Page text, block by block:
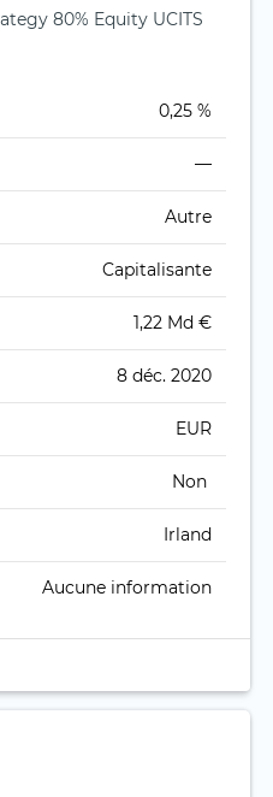
80% Equity UCITS
0,25 %
—
Autre
Capitalisante
1,22 Md €
8 déc. 2020
EUR
Non
Irland
Aucune information